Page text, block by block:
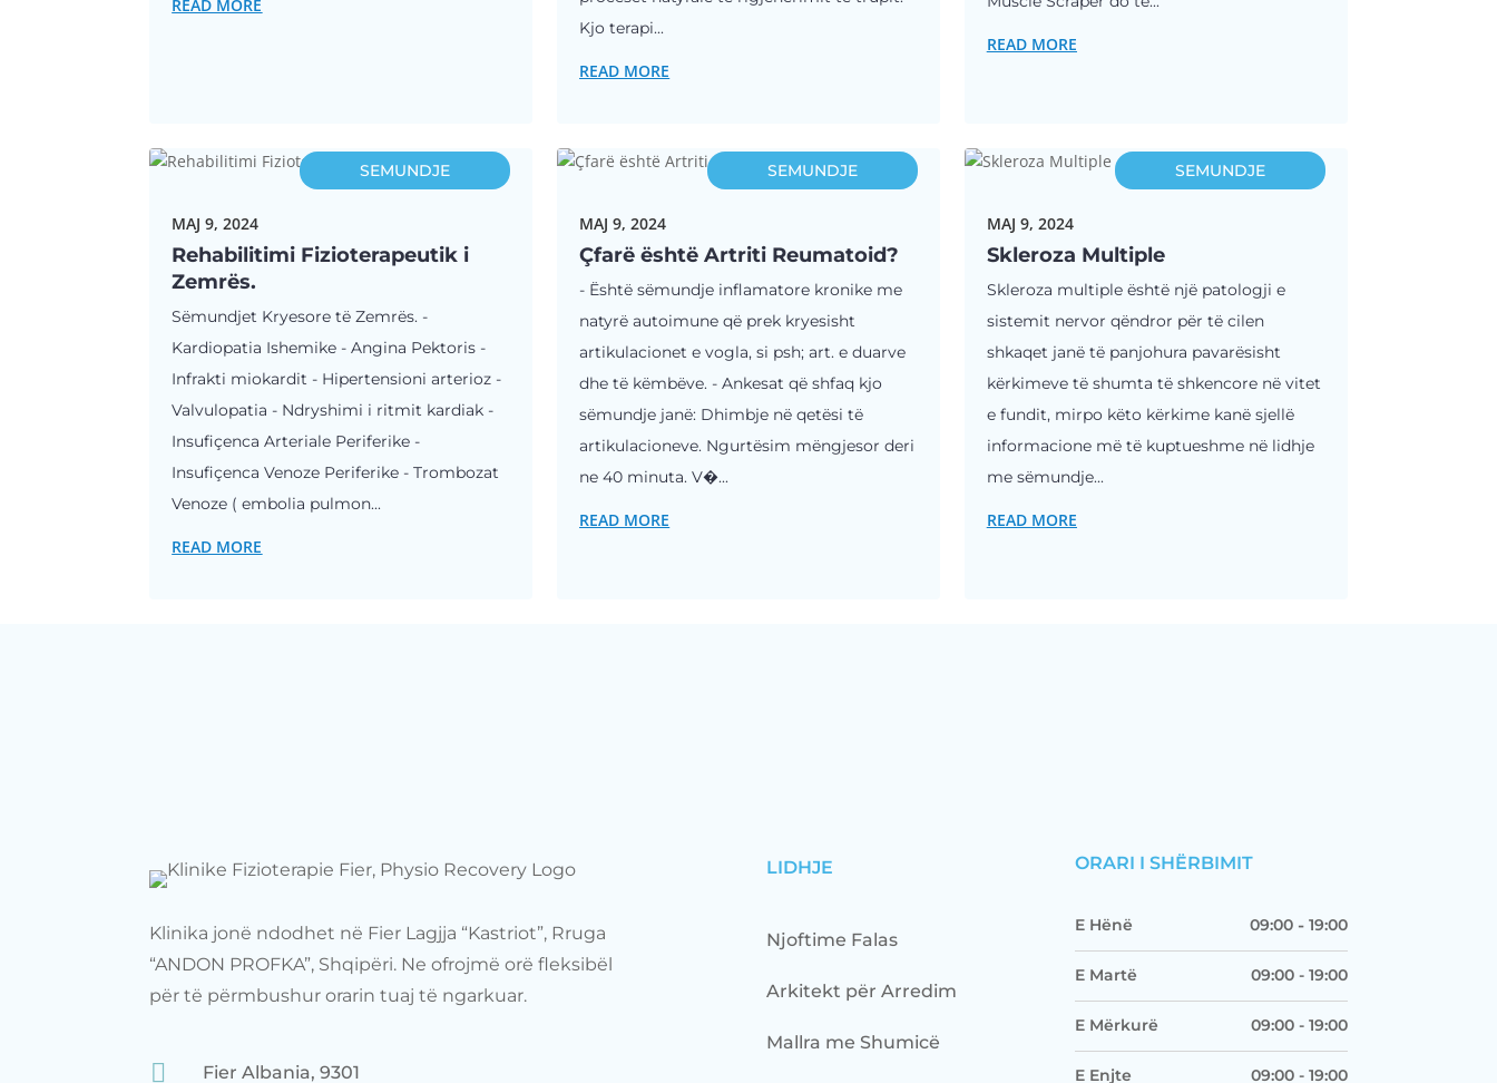
READ MORE
Kjo terapi...
READ MORE
READ MORE
SEMUNDJE
MAJ 9, 2024
Rehabilitimi Fizioterapeutik i
Zemrës.
Sëmundjet Kryesore të Zemrës. -
Kardiopatia Ishemike - Angina Pektoris -
Infrakti miokardit - Hipertensioni arterioz -
Valvulopatia - Ndryshimi i ritmit kardiak -
Insufiçenca Arteriale Periferike -
Insufiçenca Venoze Periferike - Trombozat
Venoze ( embolia pulmon...
READ MORE
SEMUNDJE
MAJ 9, 2024
Çfarë është Artriti Reumatoid?
- Është sëmundje inflamatore kronike me
natyrë autoimune që prek kryesisht
artikulacionet e vogla, si psh; art. e duarve
dhe të këmbëve. - Ankesat që shfaq kjo
sëmundje janë: Dhimbje në qetësi të
artikulacioneve. Ngurtësim mëngjesor deri
ne 40 minuta. V�...
READ MORE
SEMUNDJE
MAJ 9, 2024
Skleroza Multiple
Skleroza multiple është një patologji e
sistemit nervor qëndror për të cilen
shkaqet janë të panjohura pavarësisht
kërkimeve të shumta të shkencore në vitet
e fundit, mirpo këto kërkime kanë sjellë
informacione më të kuptueshme në lidhje
me sëmundje...
READ MORE
Klinika jonë ndodhet në Fier Lagjja “Kastriot”, Rruga
“ANDON PROFKA”, Shqipëri. Ne ofrojmë orë fleksibël
për të përmbushur orarin tuaj të ngarkuar.
 Fier Albania, 9301
LIDHJE
Njoftime Falas
Arkitekt për Arredim
Mallra me Shumicë
ORARI I SHËRBIMIT
E Hënë 09:00 - 19:00
E Martë 09:00 - 19:00
E Mërkurë 09:00 - 19:00
E Enjte 09:00 - 19:00